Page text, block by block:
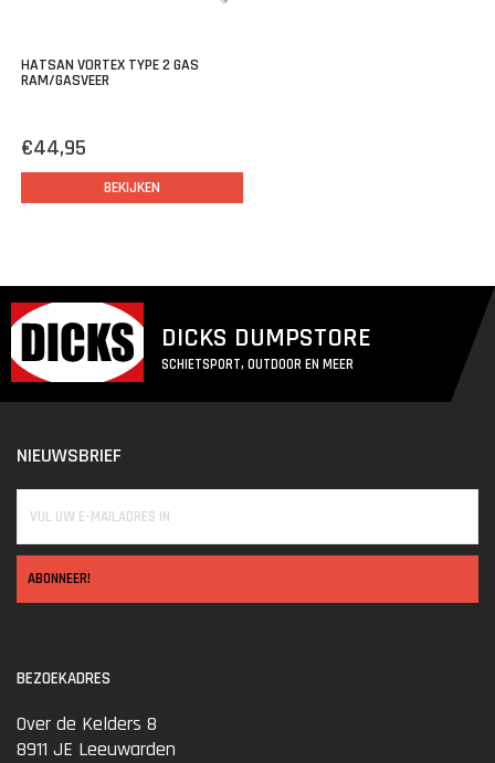
HATSAN VORTEX TYPE 2 GAS
RAM/GASVEER
€44,95
BEKIJKEN
DICKS DUMPSTORE
SCHIETSPORT, OUTDOOR EN MEER
NIEUWSBRIEF
ABONNEER!
BEZOEKADRES
Over de Kelders 8
8911 JE Leeuwarden